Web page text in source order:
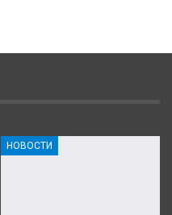
НОВОСТИ